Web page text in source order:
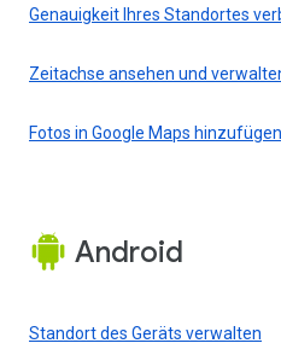
Genauigkeit Ihres Standortes
Zeitachse ansehen und
Fotos in Google Maps
Android
Standort des Geräts verwalten